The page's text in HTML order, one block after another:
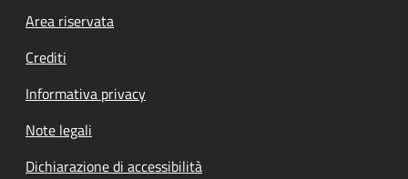
Footer menu
Area riservata
Crediti
Informativa privacy
Note legali
Dichiarazione di accessibilità